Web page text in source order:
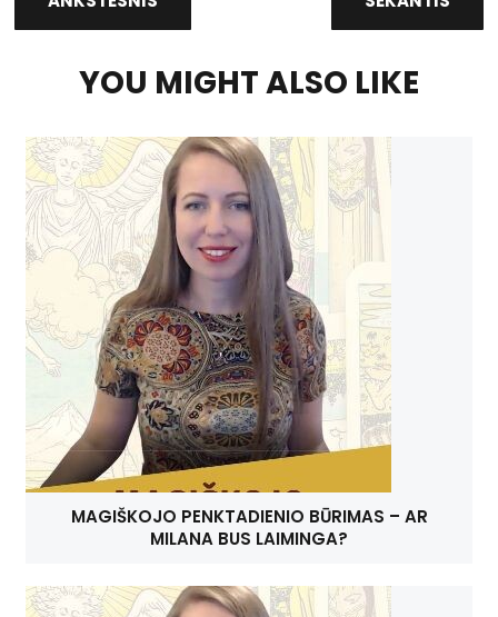
YOU MIGHT ALSO LIKE
MAGIŠKOJO PENKTADIENIO BŪRIMAS – AR
MILANA BUS LAIMINGA?